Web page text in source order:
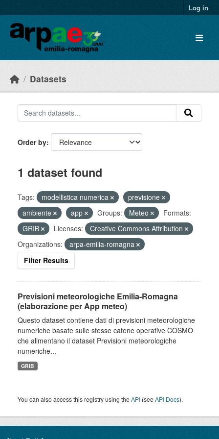
Log in
Datasets
Order by
1 dataset found
Tags: modellistica numerica
previsione
ambiente
app Groups: Meteo
Formats:
GRIB
Licenses:
Creative Commons Attribution
Organizations:
arpa-emilia-romagna
Filter Results
Previsioni meteorologiche Emilia-Romagna
(elaborazione per App meteo)
Questo dataset contiene dati di previsioni meteorologiche
numeriche basate sulle stesse catene operative COSMO
che alimentano il dataset Previsioni meteorologiche
numeriche...
GRIB
You can also access this registry using theAPI (seeAPI Docs).